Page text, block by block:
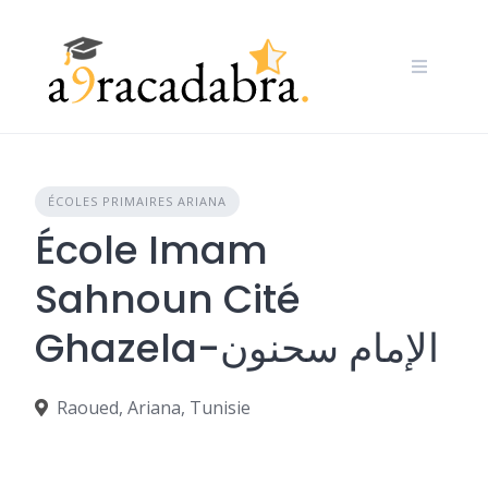
ÉCOLES PRIMAIRES ARIANA
École Imam
Sahnoun Cité
Ghazela-الإمام سحنون
Raoued, Ariana, Tunisie